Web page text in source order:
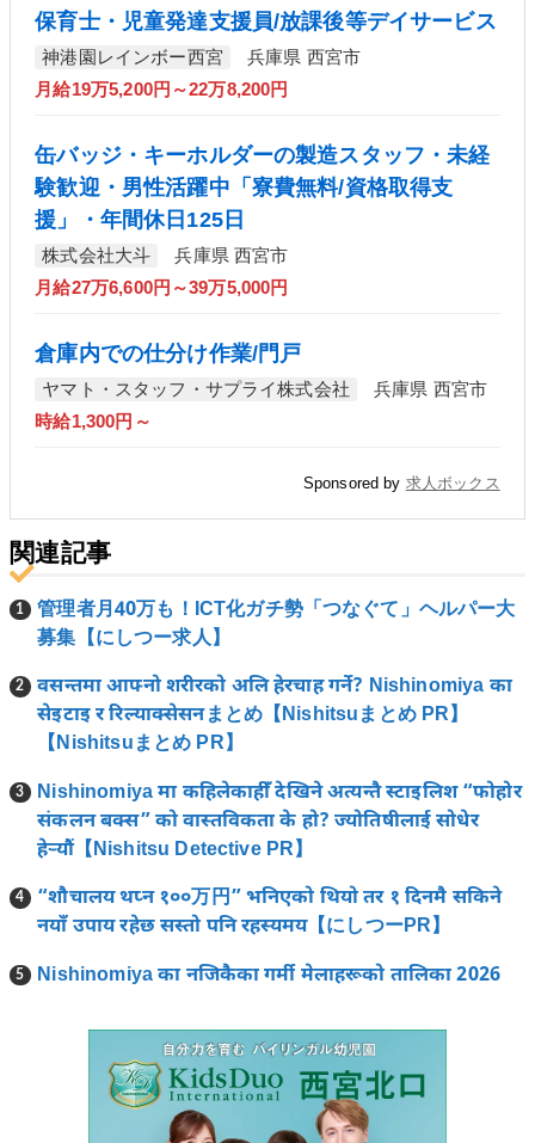
保育士・児童発達支援員/放課後等デイサービス
神港園レインボー西宮
兵庫県 西宮市
月給19万5,200円～22万8,200円
缶バッジ・キーホルダーの製造スタッフ・未経
験歓迎・男性活躍中「寮費無料/資格取得支
援」・年間休日125日
株式会社大斗
兵庫県 西宮市
月給27万6,600円～39万5,000円
倉庫内での仕分け作業/門戸
ヤマト・スタッフ・サプライ株式会社
兵庫県 西宮市
時給1,300円～
Sponsored by 求人ボックス
関連記事
管理者月40万も！ICT化ガチ勢「つなぐて」ヘルパー大
募集【にしつー求人】
वसन्तमा आफ्नो शरीरको अलि हेरचाह गर्ने? Nishinomiya का
सेइटाइ र रिल्याक्सेसनまとめ【Nishitsuまとめ PR】
【Nishitsuまとめ PR】
Nishinomiya मा कहिलेकाहीँ देखिने अत्यन्तै स्टाइलिश “फोहोर
संकलन बक्स” को वास्तविकता के हो? ज्योतिषीलाई सोधेर
हेऱ्यौं【Nishitsu Detective PR】
“शौचालय थप्न १००万円” भनिएको थियो तर १ दिनमै सकिने
नयाँ उपाय रहेछ सस्तो पनि रहस्यमय【にしつーPR】
Nishinomiya का नजिकैका गर्मी मेलाहरूको तालिका 2026